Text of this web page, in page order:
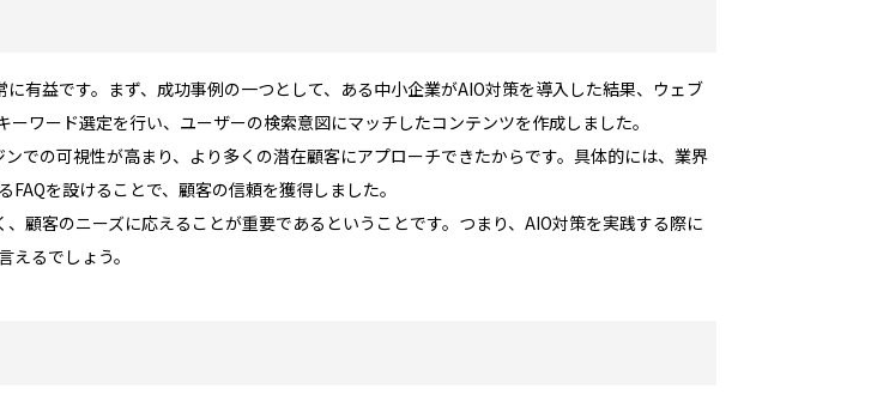
有益です。まず、成功事例の一つとして、ある中小企業がAIO対策を導入した結果、ウェブ
ワード選定を行い、ユーザーの検索意図にマッチしたコンテンツを作成しました。
での可視性が高まり、より多くの潜在顧客にアプローチできたからです。具体的には、業界
を設けることで、顧客の信頼を獲得しました。
顧客のニーズに応えることが重要であるということです。つまり、AIO対策を実践する際に
るでしょう。